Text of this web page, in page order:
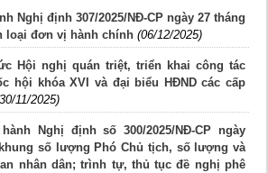
Nghị định 307/2025/NĐ-CP ngày 27 tháng
loại đơn vị hành chính (06/12/2025)
Hội nghị quán triệt, triển khai công tác
hội khóa XVI và đại biểu HĐND các cấp
11/2025)
Nghị định số 300/2025/NĐ-CP ngày
số lượng Phó Chủ tịch, số lượng và
nhân dân; trình tự, thủ tục đề nghị phê